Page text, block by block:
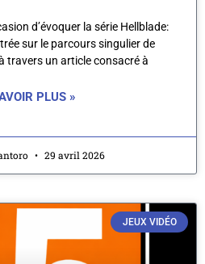
d’évoquer la série Hellblade:
sur le parcours singulier de
travers un article consacré à
PLUS »
29 avril 2026
JEUX VIDÉO